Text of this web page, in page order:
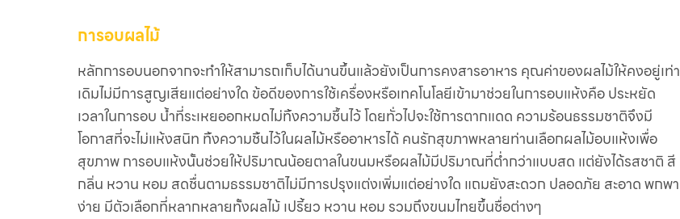
การอบผลไม้
หลักการอบนอกจากจะทำให้สามารถเก็บได้นานขึ้นแล้วยังเป็นการคงสารอาหาร คุณค่าของผลไม้ให้คงอยู่เท่า
เดิมไม่มีการสูญเสียแต่อย่างใด ข้อดีของการใช้เครื่องหรือเทคโนโลยีเข้ามาช่วยในการอบแห้งคือ ประหยัด
เวลาในการอบ น้ำที่ระเหยออกหมดไม่ทิ้งความชื้นไว้ โดยทั่วไปจะใช้การตากแดด ความร้อนธรรมชาติจึงมี
โอกาสที่จะไม่แห้งสนิท ทิ้งความชิ้นไว้ในผลไม้หรืออาหารได้ คนรักสุขภาพหลายท่านเลือกผลไม้อบแห้งเพื่อ
สุขภาพ การอบแห้งนั้นช่วยให้ปริมาณน้อยตาลในขนมหรือผลไม้มีปริมาณที่ต่ำกว่าแบบสด แต่ยังได้รสชาติ สี
กลิ่น หวาน หอม สดชื่นตามธรรมชาติไม่มีการปรุงแต่งเพิ่มแต่อย่างใด แถมยังสะดวก ปลอดภัย สะอาด พกพา
ง่าย มีตัวเลือกที่หลากหลายทั้งผลไม้ เปรี้ยว หวาน หอม รวมถึงขนมไทยขึ้นชื่อต่างๆ